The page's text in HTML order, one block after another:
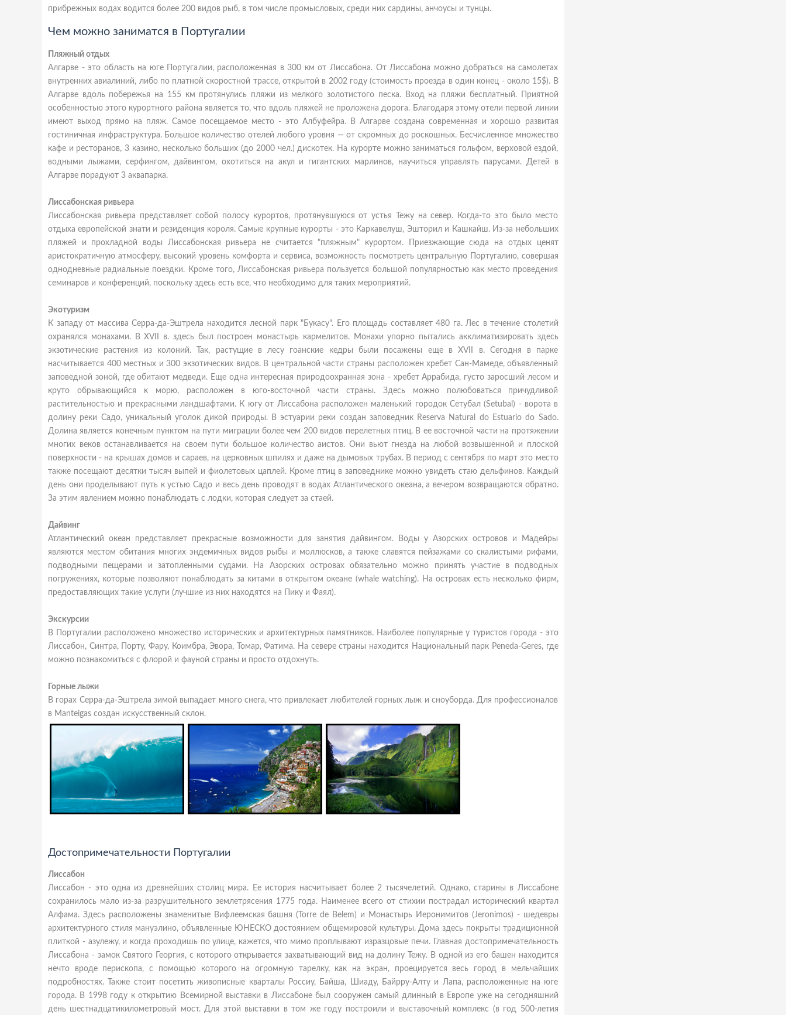
прибрежных водах водится более 200 видов рыб, в том числе промысловых, среди них сардины, анчоусы и тунцы.
Чем можно заниматся в Португалии
Пляжный отдых
Алгарве - это область на юге Португалии, расположенная в 300 км от Лиссабона. От Лиссабона можно добраться на самолетах
внутренних авиалиний, либо по платной скоростной трассе, открытой в 2002 году (стоимость проезда в один конец - около 15$). В
Алгарве вдоль побережья на 155 км протянулись пляжи из мелкого золотистого песка. Вход на пляжи бесплатный. Приятной
особенностью этого курортного района является то, что вдоль пляжей не проложена дорога. Благодаря этому отели первой линии
имеют выход прямо на пляж. Самое посещаемое место - это Албуфейра. В Алгарве создана современная и хорошо развитая
гостиничная инфраструктура. Большое количество отелей любого уровня — от скромных до роскошных. Бесчисленное множество
кафе и ресторанов, 3 казино, несколько больших (до 2000 чел.) дискотек. На курорте можно заниматься гольфом, верховой ездой,
водными лыжами, серфингом, дайвингом, охотиться на акул и гигантских марлинов, научиться управлять парусами. Детей в
Алгарве порадуют 3 аквапарка.
Лиссабонская ривьера
Лиссабонская ривьера представляет собой полосу курортов, протянувшуюся от устья Тежу на север. Когда-то это было место
отдыха европейской знати и резиденция короля. Самые крупные курорты - это Каркавелуш, Эшторил и Кашкайш. Из-за небольших
пляжей и прохладной воды Лиссабонская ривьера не считается "пляжным" курортом. Приезжающие сюда на отдых ценят
аристократичную атмосферу, высокий уровень комфорта и сервиса, возможность посмотреть центральную Португалию, совершая
однодневные радиальные поездки. Кроме того, Лиссабонская ривьера пользуется большой популярностью как место проведения
семинаров и конференций, поскольку здесь есть все, что необходимо для таких мероприятий.
Экотуризм
К западу от массива Серра-да-Эштрела находится лесной парк "Букасу". Его площадь составляет 480 га. Лес в течение столетий
охранялся монахами. В XVII в. здесь был построен монастырь кармелитов. Монахи упорно пытались акклиматизировать здесь
экзотические растения из колоний. Так, растущие в лесу гоанские кедры были посажены еще в XVII в. Сегодня в парке
насчитывается 400 местных и 300 экзотических видов. В центральной части страны расположен хребет Сан-Мамеде, объявленный
заповедной зоной, где обитают медведи. Еще одна интересная природоохранная зона - хребет Аррабида, густо заросший лесом и
круто обрывающийся к морю, расположен в юго-восточной части страны. Здесь можно полюбоваться причудливой
растительностью и прекрасными ландшафтами. К югу от Лиссабона расположен маленький городок Сетубал (Setubal) - ворота в
долину реки Садо, уникальный уголок дикой природы. В эстуарии реки создан заповедник Reserva Natural do Estuario do Sado.
Долина является конечным пунктом на пути миграции более чем 200 видов перелетных птиц. В ее восточной части на протяжении
многих веков останавливается на своем пути большое количество аистов. Они вьют гнезда на любой возвышенной и плоской
поверхности - на крышах домов и сараев, на церковных шпилях и даже на дымовых трубах. В период с сентября по март это место
также посещают десятки тысяч выпей и фиолетовых цаплей. Кроме птиц в заповеднике можно увидеть стаю дельфинов. Каждый
день они проделывают путь к устью Садо и весь день проводят в водах Атлантического океана, а вечером возвращаются обратно.
За этим явлением можно понаблюдать с лодки, которая следует за стаей.
Дайвинг
Атлантический океан представляет прекрасные возможности для занятия дайвингом. Воды у Азорских островов и Мадейры
являются местом обитания многих эндемичных видов рыбы и моллюсков, а также славятся пейзажами со скалистыми рифами,
подводными пещерами и затопленными судами. На Азорских островах обязательно можно принять участие в подводных
погружениях, которые позволяют понаблюдать за китами в открытом океане (whale watching). На островах есть несколько фирм,
предоставляющих такие услуги (лучшие из них находятся на Пику и Фаял).
Экскурсии
В Португалии расположено множество исторических и архитектурных памятников. Наиболее популярные у туристов города - это
Лиссабон, Синтра, Порту, Фару, Коимбра, Эвора, Томар, Фатима. На севере страны находится Национальный парк Peneda-Geres, где
можно познакомиться с флорой и фауной страны и просто отдохнуть.
Горные лыжи
В горах Серра-да-Эштрела зимой выпадает много снега, что привлекает любителей горных лыж и сноуборда. Для профессионалов
в Manteigas создан искусственный склон.
Достопримечательности Португалии
Лиссабон
Лиссабон - это одна из древнейших столиц мира. Ее история насчитывает более 2 тысячелетий. Однако, старины в Лиссабоне
сохранилось мало из-за разрушительного землетрясения 1775 года. Наименее всего от стихии пострадал исторический квартал
Алфама. Здесь расположены знаменитые Вифлеемская башня (Torre de Belem) и Монастырь Иеронимитов (Jeronimos) - шедевры
архитектурного стиля мануэлино, объявленные ЮНЕСКО достоянием общемировой культуры. Дома здесь покрыты традиционной
плиткой - азулежу, и когда проходишь по улице, кажется, что мимо проплывают изразцовые печи. Главная достопримечательность
Лиссабона - замок Святого Георгия, с которого открывается захватывающий вид на долину Тежу. В одной из его башен находится
нечто вроде перископа, с помощью которого на огромную тарелку, как на экран, проецируется весь город в мельчайших
подробностях. Также стоит посетить живописные кварталы Россиу, Байша, Шиаду, Байрру-Алту и Лапа, расположенные на юге
города. В 1998 году к открытию Всемирной выставки в Лиссабоне был сооружен самый длинный в Европе уже на сегодняшний
день шестнадцатикилометровый мост. Для этой выставки в том же году построили и выставочный комплекс (в год 500-летия